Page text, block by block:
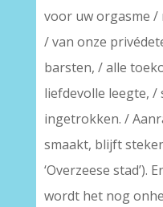
voor uw orgasme
/ van onze
barsten, / alle
liefdevolle leegte,
ingetrokken. /
smaakt, blijft
‘Overzeese stad’).
wordt het nog